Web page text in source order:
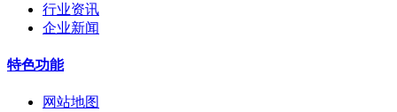
行业资讯
企业新闻
特色功能
网站地图